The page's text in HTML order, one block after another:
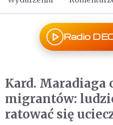
Radio
Kard. Maradiaga
migrantów:
ratować się